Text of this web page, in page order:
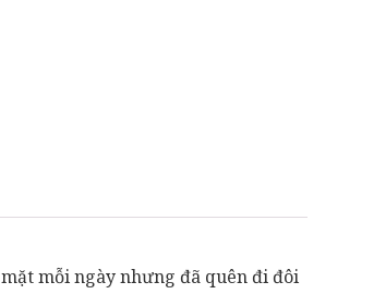
mỗi ngày nhưng đã quên đi đôi